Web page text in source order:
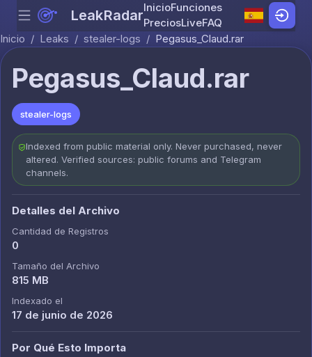
Skip to content
Menu LeakRadarInicioFunciones
PreciosLiveFAQ
Inicio / Leaks / stealer-logs / Pegasus_Claud.rar
Pegasus_Claud.rar
stealer-logs
Indexed from public material only. Never purchased, never
altered. Verified sources: public forums and Telegram
channels.
Detalles del Archivo
Cantidad de Registros
0
Tamaño del Archivo
815 MB
Indexado el
17 de junio de 2026
Por Qué Esto Importa